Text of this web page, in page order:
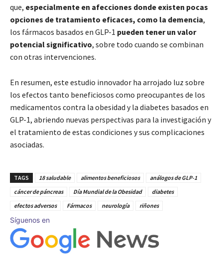
que, especialmente en afecciones donde existen pocas
opciones de tratamiento eficaces, como la demencia,
los fármacos basados en GLP-1 pueden tener un valor
potencial significativo, sobre todo cuando se combinan
con otras intervenciones.
En resumen, este estudio innovador ha arrojado luz sobre
los efectos tanto beneficiosos como preocupantes de los
medicamentos contra la obesidad y la diabetes basados en
GLP-1, abriendo nuevas perspectivas para la investigación y
el tratamiento de estas condiciones y sus complicaciones
asociadas.
TAGS 18 saludable alimentos beneficiosos
análogos de GLP-1
cáncer de páncreas
Día Mundial de la Obesidad
diabetes
efectos adversos
Fármacos neurología riñones
Síguenos en